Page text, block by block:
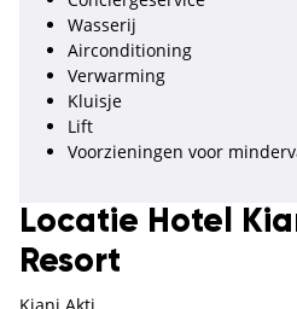
Wasserij
Airconditioning
Verwarming
Kluisje
Lift
Voorzieningen voor
Locatie Hotel
Resort